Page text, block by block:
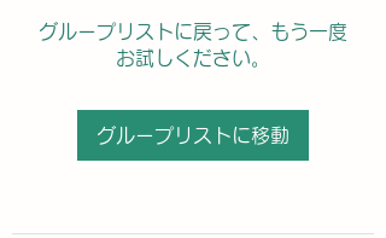
グループリストに戻って、もう一度
お試しください。
グループリストに移動